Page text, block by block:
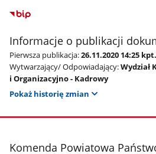
Informacje o publikacji
Pierwsza publikacja:26.11.2020 14:25
Wytwarzający/ Odpowiadający:Wydział
i Organizacyjno - Kadrowy
Pokaż historię zmian
stopka
Komenda Powiatowa